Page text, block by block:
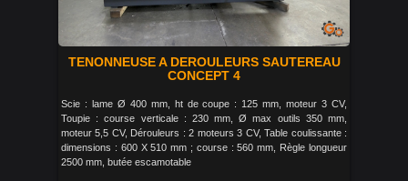
TENONNEUSE A DEROULEURS SAUTEREAU
CONCEPT 4
Scie : lame Ø 400 mm, ht de coupe : 125 mm, moteur 3 CV,
Toupie : course verticale : 230 mm, Ø max outils 350 mm,
moteur 5,5 CV, Dérouleurs : 2 moteurs 3 CV, Table coulissante :
dimensions : 600 X 510 mm ; course : 560 mm, Règle longueur
2500 mm, butée escamotable